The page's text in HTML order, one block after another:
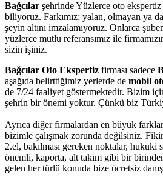
Bağcılar şehrinde Yüzlerce oto
biliyoruz. Farkımız; yalan, olmayan ya
şeyin altını imzalamıyoruz. Onlarca
yüzlerce mutlu referansımız ile
sizin işiniz.
Bağcılar Oto Ekspertiz firması sadece
aşağıda belirttiğimiz yerlerde de mobil
de 7/24 faaliyet göstermektedir. Bizim
şehrin bir önemi yoktur. Çünkü biz
Ayrıca diğer firmalardan en büyük
bizimle çalışmak zorunda değilsiniz.
2.el, bakılması gereken noktalar, hukuki
önemli, kaporta, alt takım gibi bir
gelen her türlü konuda bize ücretsiz